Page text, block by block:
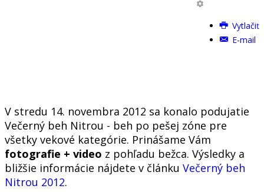
Vytlačiť
E-mail
V stredu 14. novembra 2012 sa konalo podujatie
Večerný beh Nitrou - beh po pešej zóne pre
všetky vekové kategórie. Prinášame Vám
fotografie + video z pohľadu bežca. Výsledky a
bližšie informácie nájdete v článku Večerný beh
Nitrou 2012.